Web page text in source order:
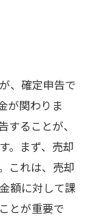
、確定申告で
が関わりま
ることが、
。まず、売却
これは、売却
額に対して課
とが重要で